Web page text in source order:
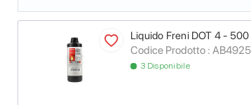
Liquido Freni DOT 4 -
Codice Prodotto : AB4925
3 Disponibile